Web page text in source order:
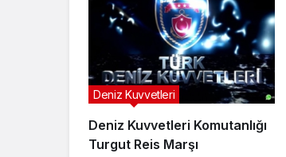
Deniz Kuvvetleri Komutanlığı
Turgut Reis Marşı
Deniz Kuvvetleri